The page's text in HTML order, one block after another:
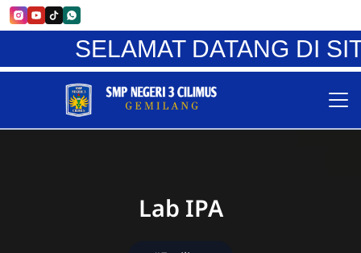
SELAMAT DATANG DI
Lab IPA